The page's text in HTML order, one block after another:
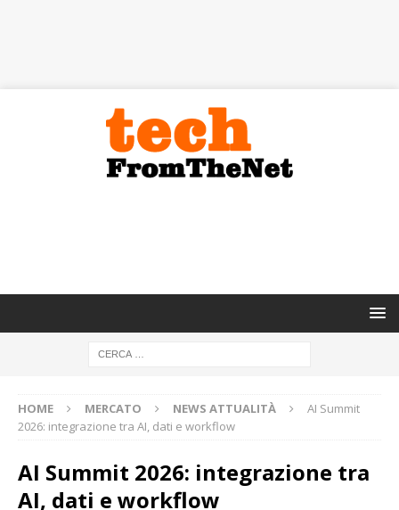
HOME MERCATO NEWS ATTUALITÀ
AI Summit
2026: integrazione tra AI, dati e workflow
AI Summit 2026: integrazione tra
AI, dati e workflow